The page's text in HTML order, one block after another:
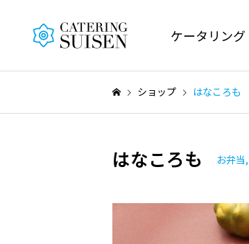
ケータリング
ショップ はなころも
はなころも お弁当,